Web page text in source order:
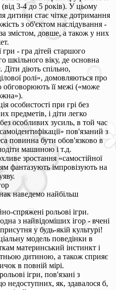
3-4 до 5 років). У цьому
дитини стає чітке дотримання
з об'єктом наслідування -
змістом, довше, а також у них
гри - гра дітей старшого
шкільного віку, де основна
Діти діють спільно,
ролі», домовляються про
обговорюють її межі («може
особистості при грі без
предметів, і діти легко
особливих зусиль, в той час
пов'язаний з
повинна бути обов'язково в
машиною і т.д.
зростання «самостійної
фантазують імпровізують на
наведемо найбільш
спряжені рольові ігри.
з найвідоміших ігор - вчені
у будь-якій культурі!
модель поведінки в
материнський інстинкт і
дитиною, а також сприяє
в повній мірі.
ігри, пов'язані з
як, здавалося б,